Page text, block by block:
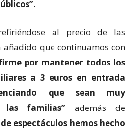
al precio de las
añadido que continuamos con
por mantener todos los
a 3 euros en entrada
que sean muy
las familias” además de
espectáculos hemos hecho